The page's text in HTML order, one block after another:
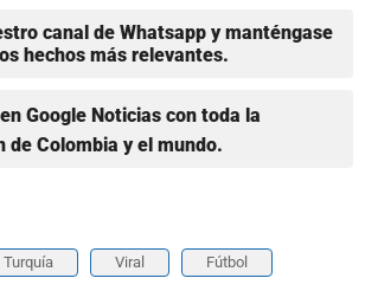
canal de Whatsapp y manténgase
hechos más relevantes.
Google Noticias con toda la
de Colombia y el mundo.
Turquía Viral Fútbol